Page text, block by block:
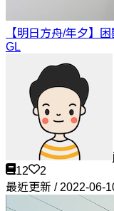
【明日方舟/年夕】困
GL
12
2
最近更新 / 2022-06-